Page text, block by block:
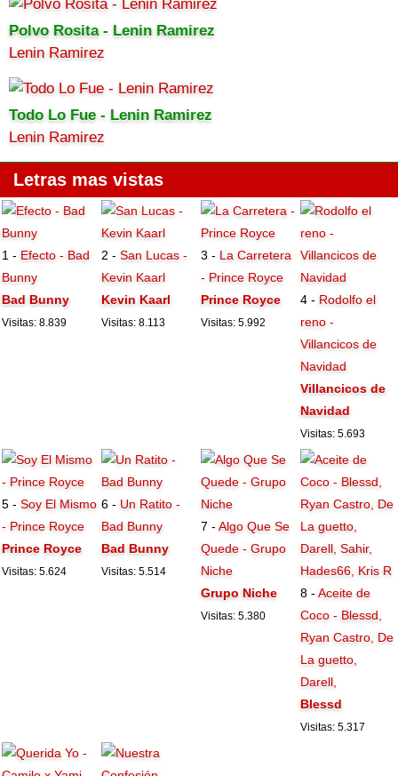
Polvo Rosita - Lenin Ramirez
Lenin Ramirez
Todo Lo Fue - Lenin Ramirez
Lenin Ramirez
Letras mas vistas
1 - Efecto - Bad
Bunny
Bad Bunny
Visitas: 8.839
2 -San Lucas -
Kevin Kaarl
Kevin Kaarl
Visitas: 8.113
3 - La Carretera
- Prince Royce
Prince Royce
Visitas: 5.992
4 - Rodolfo el
reno -
Villancicos de
Navidad
Villancicos de
Navidad
Visitas: 5.693
5 -Soy El Mismo
- Prince Royce
Prince Royce
Visitas: 5.624
6 - Un Ratito -
Bad Bunny
Bad Bunny
Visitas: 5.514
7 -Algo Que Se
Quede - Grupo
Niche
Grupo Niche
Visitas: 5.380
8 -Aceite de
Coco - Blessd,
Ryan Castro, De
La guetto,
Darell,
Blessd
Visitas: 5.317